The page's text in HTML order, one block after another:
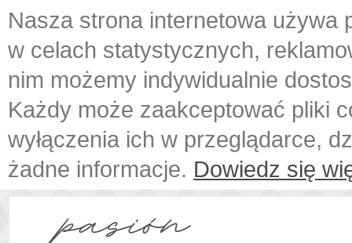
Nasza strona internetowa używa
w celach statystycznych,
nim możemy indywidualnie
Każdy może zaakceptować pliki
wyłączenia ich w przeglądarce,
żadne informacje. Dowiedz się